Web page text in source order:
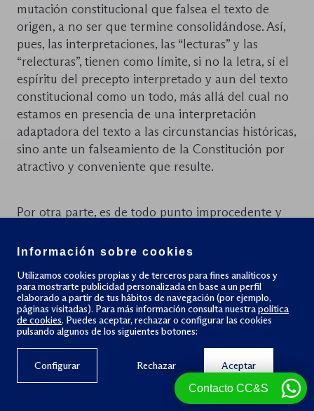
mutación constitucional que falsea el texto de
origen, a no ser que termine consolidándose. Así,
pues, las interpretaciones, las “lecturas” y las
“relecturas”, tienen como límite, si no la letra, sí el
espíritu del precepto interpretado y aun del texto
constitucional como un todo, más allá del cual no
estamos en presencia de una interpretación
adaptadora del texto a las circunstancias históricas,
sino ante un falseamiento de la Constitución por
atractivo y conveniente que resulte.
Por otra parte, es de todo punto improcedente y
mediante una modificación de Estatutos de
Ibarretxe:siendo como era materialmente
inconstitucional, más pareció un desafío
nacionalista-soberanista-secesionista que había
que leer en clave política y no jurídica. También ha
ocurrido con no pocos pasajes del Estatuto catalán
de 2006
Contacto CC&S
Información sobre cookies
Utilizamos cookies propias y de terceros para fines analíticos y
para mostrarte publicidad personalizada en base a un perfil
elaborado a partir de tus hábitos de navegación (por ejemplo,
páginas visitadas). Para más información consulta nuestrapolítica
de cookies. Puedes aceptar, rechazar o configurar las cookies
pulsando algunos de los siguientes botones:
Aceptar
Configurar Rechazar